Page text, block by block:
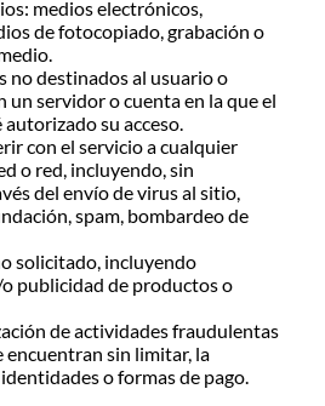
medios electrónicos,
de fotocopiado, grabación o
no destinados al usuario o
un servidor o cuenta en la que el
su acceso.
con el servicio a cualquier
o red, incluyendo, sin
del envío de virus al sitio,
spam, bombardeo de
solicitado, incluyendo
publicidad de productos o
de actividades fraudulentas
encuentran sin limitar, la
o formas de pago.